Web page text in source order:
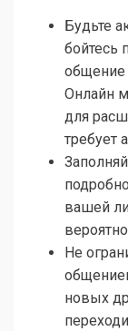
Будьте
бойтесь
общение
Онлайн
для
требует
вашей
Не
новых